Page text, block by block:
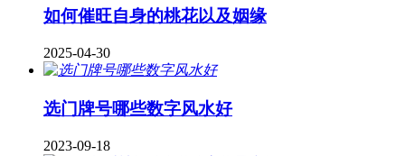
如何催旺自身的桃花以及姻缘
2025-04-30
​选门牌号哪些数字风水好
2023-09-18